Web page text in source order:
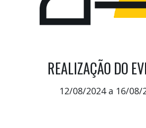
REALIZAÇÃO DO
12/08/2024 a 16/08/